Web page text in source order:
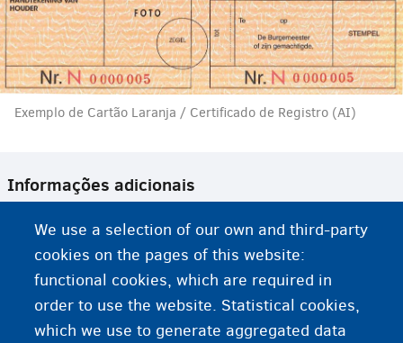
Exemplo de Cartão Laranja / Certificado de Registro (AI)
Informações adicionais
Procurar trabalho
Ganhar dinheiro
Trabalhar como voluntário
We use a selection of our own and third-party
cookies on the pages of this website:
functional cookies, which are required in
order to use the website. Statistical cookies,
which we use to generate aggregated data